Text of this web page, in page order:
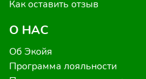
Как оставить отзыв
О НАС
Об Экойя
Программа лояльности